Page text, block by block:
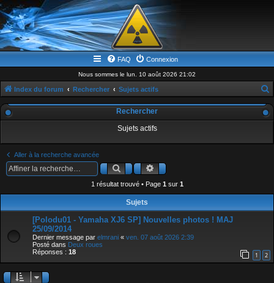
FAQ Connexion
Nous sommes le lun. 10 août 2026 21:02
Index du forum Rechercher Sujets actifs
e
Rechercher
Sujets actifs
Aller à la recherche avancée
RechercherRecherche avancée
1 résultat trouvé • Page 1 sur 1
Sujets
[Polodu01 - Yamaha XJ6 SP] Nouvelles photos ! MAJ
25/09/2014
Dernier message par elmrani « ven. 07 août 2026 2:39
Posté dans Deux roues
Réponses : 18 1 2